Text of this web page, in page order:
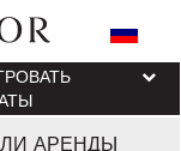
АРЕНДЫ